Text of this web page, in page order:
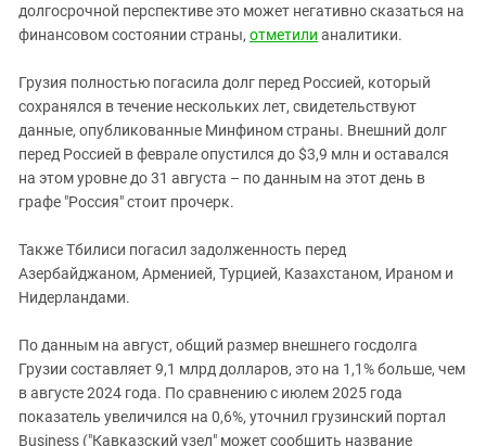
Чечня
Южный Кавказ
ЮФО
долгосрочной перспективе это может негативно сказаться на
финансовом состоянии страны, отметили аналитики.
Грузия полностью погасила долг перед Россией, который
сохранялся в течение нескольких лет, свидетельствуют
данные, опубликованные Минфином страны. Внешний долг
перед Россией в феврале опустился до $3,9 млн и оставался
на этом уровне до 31 августа – по данным на этот день в
графе "Россия" стоит прочерк.
Также Тбилиси погасил задолженность перед
Азербайджаном, Арменией, Турцией, Казахстаном, Ираном и
Нидерландами.
По данным на август, общий размер внешнего госдолга
Грузии составляет 9,1 млрд долларов, это на 1,1% больше, чем
в августе 2024 года. По сравнению с июлем 2025 года
показатель увеличился на 0,6%, уточнил грузинский портал
Business ("Кавказский узел" может сообщить название